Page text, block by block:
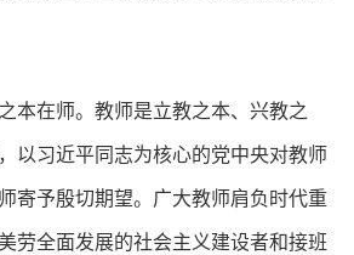
本在师。教师是立教之本、兴教之
以习近平同志为核心的党中央对教师
寄予殷切期望。广大教师肩负时代重
劳全面发展的社会主义建设者和接班